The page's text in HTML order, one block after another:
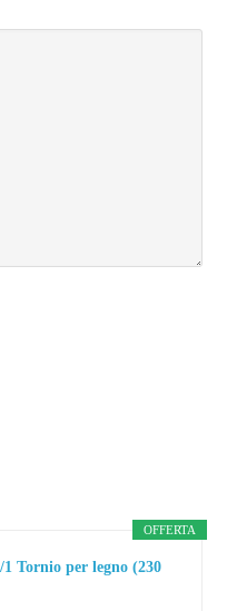
OFFERTA
Tornio per legno (230